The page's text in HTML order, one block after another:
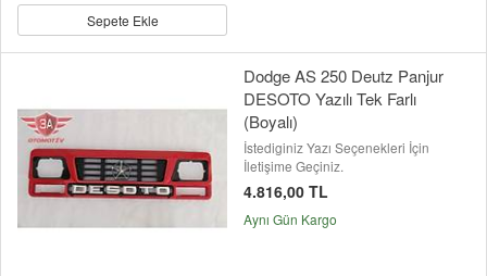
Sepete Ekle
Dodge AS 250 Deutz Panjur
DESOTO Yazılı Tek Farlı
(Boyalı)
İstediginiz Yazı Seçenekleri İçin
İletişime Geçiniz.
4.816,00 TL
Aynı Gün Kargo